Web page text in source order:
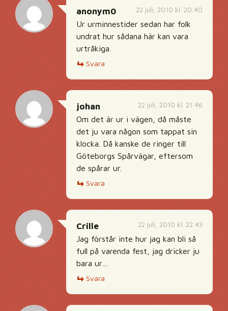
22 juli, 2010 kl. 20:40
anonym0
Ur urminnestider sedan har folk
undrat hur sådana här kan vara
urtråkiga.
Svara
22 juli, 2010 kl. 21:46
johan
Om det är ur i vägen, då måste
det ju vara någon som tappat sin
klocka. Då kanske de ringer till
Göteborgs Spårvägar, eftersom
de spårar ur.
Svara
22 juli, 2010 kl. 22:43
Crille
Jag förstår inte hur jag kan bli så
full på varenda fest, jag dricker ju
bara ur…
Svara